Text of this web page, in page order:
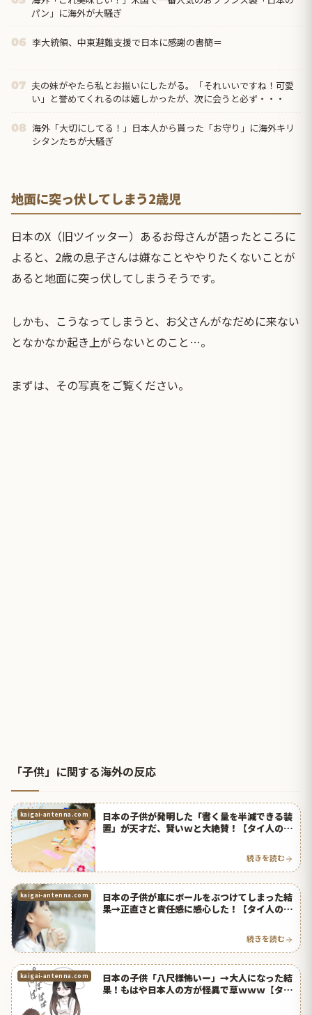
パン」に海外が大騒ぎ
06 李大統領、中東避難支援で日本に感謝の書簡＝
07 夫の妹がやたら私とお揃いにしたがる。「それいいですね！可愛
い」と誉めてくれるのは嬉しかったが、次に会うと必ず・・・
08 海外「大切にしてる！」日本人から貰った「お守り」に海外キリ
シタンたちが大騒ぎ
地面に突っ伏してしまう2歳児
日本のX（旧ツイッター）あるお母さんが語ったところに
よると、2歳の息子さんは嫌なことややりたくないことが
あると地面に突っ伏してしまうそうです。
しかも、こうなってしまうと、お父さんがなだめに来ない
となかなか起き上がらないとのこと…。
まずは、その写真をご覧ください。
「子供」に関する海外の反応
kaigai-antenna.com
日本の子供が発明した「書く量を半減できる装
置」が天才だ、賢いｗと大絶賛！【タイ人の反
続きを読む
kaigai-antenna.com
日本の子供が車にボールをぶつけてしまった結
果→正直さと責任感に感心した！【タイ人の反
続きを読む
kaigai-antenna.com
日本の子供「八尺様怖いー」→大人になった結
果！もはや日本人の方が怪異で草ｗｗｗ【タイ